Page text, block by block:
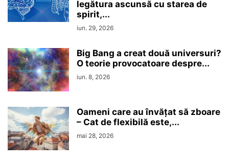
legătura ascunsă cu starea de
spirit,...
iun. 29, 2026
Big Bang a creat două universuri?
O teorie provocatoare despre...
iun. 8, 2026
Oameni care au învățat să zboare
– Cat de flexibilă este,...
mai 28, 2026